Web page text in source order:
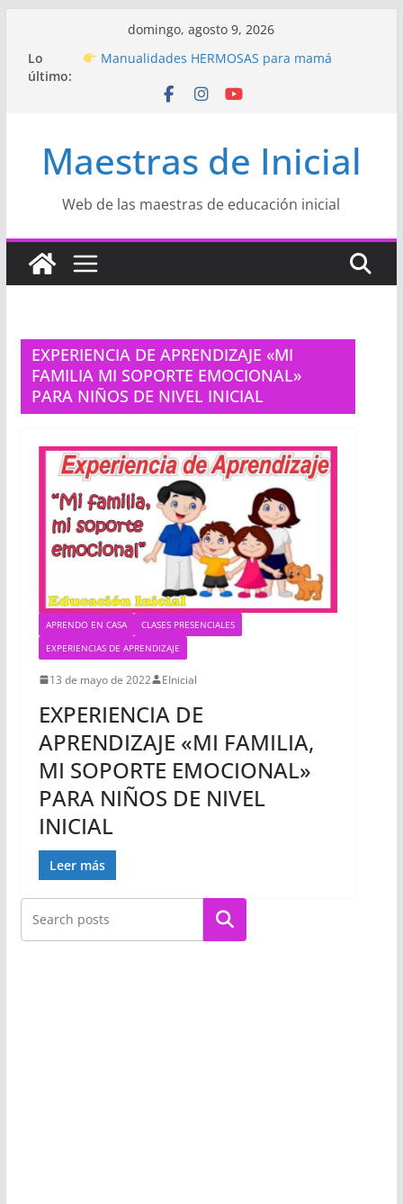
contenido
domingo, agosto 9, 2026
Lo
último:
Hermosos dibujos para MAMÁ: colorea con
Manualidades HERMOSAS para mamá
Semana de la Educación Inicial 2026”
Proyecto
“Celebramos con Alegría la Semana
Proyecto de Aprendizaje
Un regalo para
Maestras de Inicial
Web de las maestras de educación inicial
EXPERIENCIA DE APRENDIZAJE «MI
FAMILIA MI SOPORTE EMOCIONAL»
PARA NIÑOS DE NIVEL INICIAL
APRENDO EN CASA
CLASES PRESENCIALES
EXPERIENCIAS DE APRENDIZAJE
13 de mayo de 2022 EInicial
EXPERIENCIA DE
APRENDIZAJE «MI FAMILIA,
MI SOPORTE EMOCIONAL»
PARA NIÑOS DE NIVEL
INICIAL
Leer más
Buscar